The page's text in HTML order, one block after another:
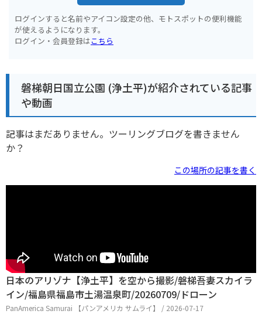
ログインすると名前やアイコン設定の他、モトスポットの便利機能
が使えるようになります。
ログイン・会員登録はこちら
磐梯朝日国立公園 (浄土平)が紹介されている記事
や動画
記事はまだありません。ツーリングブログを書きません
か？
この場所の記事を書く
日本のアリゾナ【浄土平】を空から撮影/磐梯吾妻スカイラ
イン/福島県福島市土湯温泉町/20260709/ドローン
PanAmerica Samurai 【パンアメリカ サムライ】 / 2026-07-17